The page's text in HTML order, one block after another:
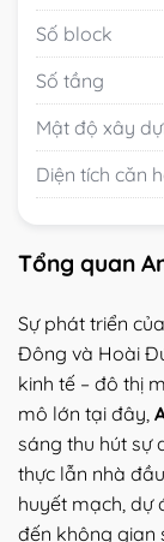
Số block
Số tầng
Mật độ xây
Diện tích căn
Tổng quan
Sự phát triển
Đông và Hoài
kinh tế – đô thị
mô lớn tại đây,
sáng thu hút sự
thực lẫn nhà
huyết mạch, dự
đến không gian